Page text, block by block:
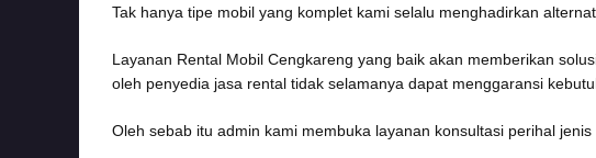
Tak hanya tipe mobil yang komplet kami selalu menghadirkan
Layanan Rental Mobil Cengkareng yang baik akan memberikan
oleh penyedia jasa rental tidak selamanya dapat menggaransi
Oleh sebab itu admin kami membuka layanan konsultasi perihal